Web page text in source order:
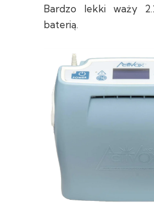
Bardzo lekki waży
baterią.